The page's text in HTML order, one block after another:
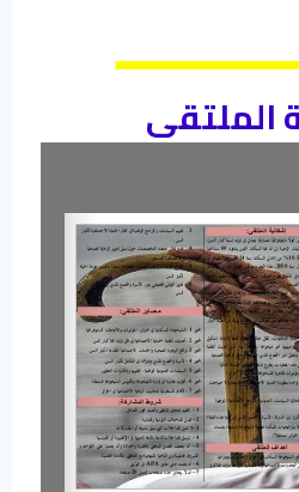
الملتقى